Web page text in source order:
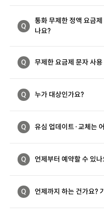
Q
통화 무제한 정액 요금
나요?
Q 무제한 요금제 문자 사
Q 누가 대상인가요?
Q 유심 업데이트·교체는
Q 언제부터 예약할 수 있
Q 언제까지 하는 건가요?